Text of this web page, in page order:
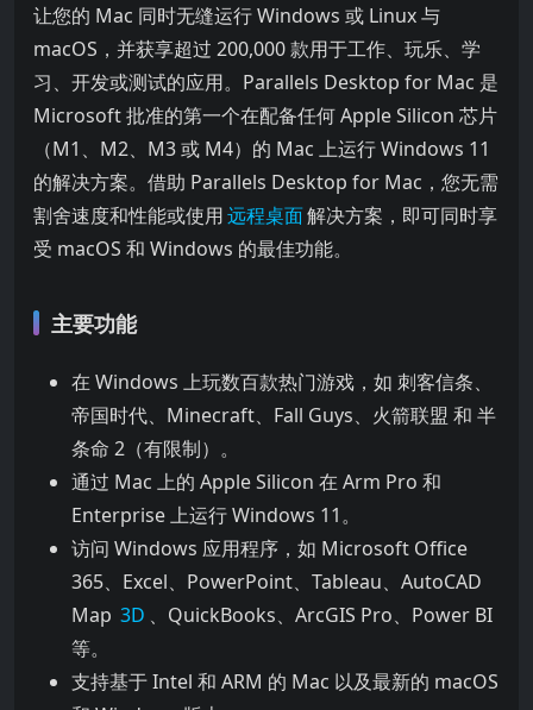
让您的 Mac 同时无缝运行 Windows 或 Linux 与
macOS，并获享超过 200,000 款用于工作、玩乐、学
习、开发或测试的应用。Parallels Desktop for Mac 是
Microsoft 批准的第一个在配备任何 Apple Silicon 芯片
（M1、M2、M3 或 M4）的 Mac 上运行 Windows 11
的解决方案。借助 Parallels Desktop for Mac，您无需
割舍速度和性能或使用远程桌面解决方案，即可同时享
受 macOS 和 Windows 的最佳功能。
主要功能
在 Windows 上玩数百款热门游戏，如 刺客信条、
帝国时代、Minecraft、Fall Guys、火箭联盟 和 半
条命 2（有限制）。
通过 Mac 上的 Apple Silicon 在 Arm Pro 和
Enterprise 上运行 Windows 11。
访问 Windows 应用程序，如 Microsoft Office
365、Excel、PowerPoint、Tableau、AutoCAD
Map 3D 、QuickBooks、ArcGIS Pro、Power BI
等。
支持基于 Intel 和 ARM 的 Mac 以及最新的 macOS